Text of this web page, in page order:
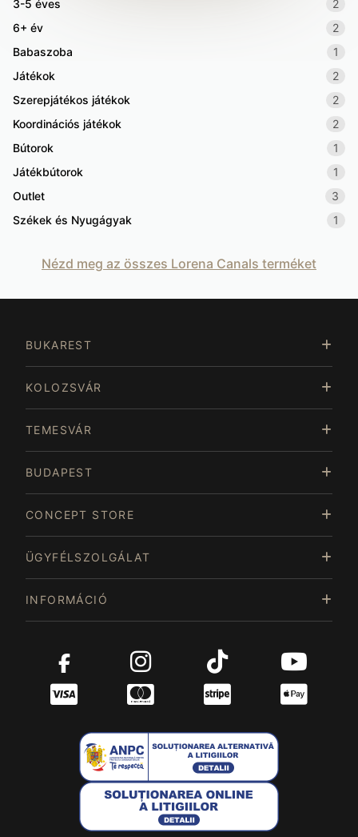
3-5 éves
2
6+ év
2
Babaszoba
1
Játékok
2
Szerepjátékos játékok
2
Koordinációs játékok
2
Bútorok
1
Játékbútorok
1
Outlet
3
Székek és Nyugágyak
1
Nézd meg az összes Lorena Canals terméket
BUKAREST
KOLOZSVÁR
TEMESVÁR
BUDAPEST
CONCEPT STORE
ÜGYFÉLSZOLGÁLAT
INFORMÁCIÓ